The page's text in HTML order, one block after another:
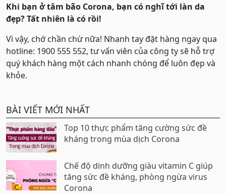
Khi bạn ở tâm bão Corona, bạn có nghĩ tới làn da
đẹp? Tất nhiên là có rồi!
Vì vậy, chớ chần chừ nữa! Nhanh tay đặt hàng ngay qua
hotline: 1900 555 552, tư vấn viên của công ty sẽ hỗ trợ
quý khách hàng một cách nhanh chóng để luôn đẹp và
khỏe.
BÀI VIẾT MỚI NHẤT
Top 10 thực phẩm tăng cường sức đề
kháng trong mùa dịch Corona
Chế độ dinh dưỡng giàu vitamin C giúp
tăng sức đề kháng, phòng ngừa virus
Corona